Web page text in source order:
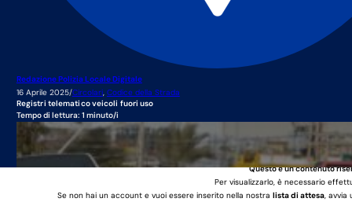
Redazione Polizia Locale Digitale
16 Aprile 2025/Circolari, Codice della Strada
Registri telematico veicoli fuori uso
Tempo di lettura: 1 minuto/i
Questo è un contenuto
Per visualizzarlo, è necessario
Se non hai un account e vuoi essere inserito nella nostra lista di attesa, avvia